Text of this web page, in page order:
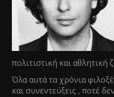
πολιτιστική και αθλητική
Όλα αυτά τα χρόνια
και συνεντεύξεις , ποτέ